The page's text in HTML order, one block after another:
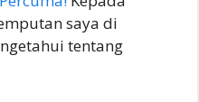
saya di
tentang